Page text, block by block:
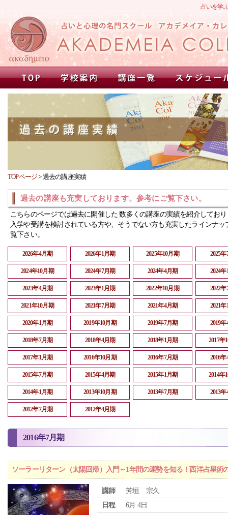
占いを学
TOPページ>過去の講座実績
過去の講座も充実しております。参考にご覧下さい。
こちらのページでは過去に開催した 数多くの講座の実績を紹介してお
入学や受講を検討されている方や、そうでない方も充実したラインナッ
覧下さい。
2026年4月期 2026年1月期 2025年10月期 2025
2024年10月期 2024年7月期 2024年4月期 2024
2023年4月期 2023年1月期 2022年10月期 2022
2021年10月期 2021年7月期 2021年4月期 2021
2020年1月期 2019年10月期 2019年7月期 2019
2018年7月期 2018年4月期 2018年1月期 2017年
2017年1月期 2016年10月期 2016年7月期 2016
2015年7月期 2015年4月期 2015年1月期 2014年
2014年1月期 2013年10月期 2013年7月期 2013
2012年7月期 2012年4月期
2016年7月期
ソーラーリターン（太陽回帰）入門～1年間の運勢を知る！西洋占星術
講師
芳垣 宗久
日程
6月 4日